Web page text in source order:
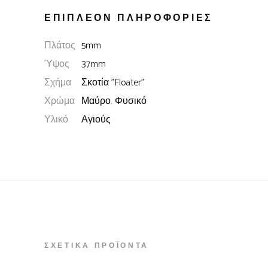
ΕΠΙΠΛΈΟΝ ΠΛΗΡΟΦΟΡΊΕΣ
Πλάτος 5mm
Ύψος
37mm
Σχήμα
Σκοτία "Floater"
Χρώμα Μαύρο, Φυσικό
Υλικό
Αγιούς
ΣΧΕΤΙΚΆ ΠΡΟΪΌΝΤΑ